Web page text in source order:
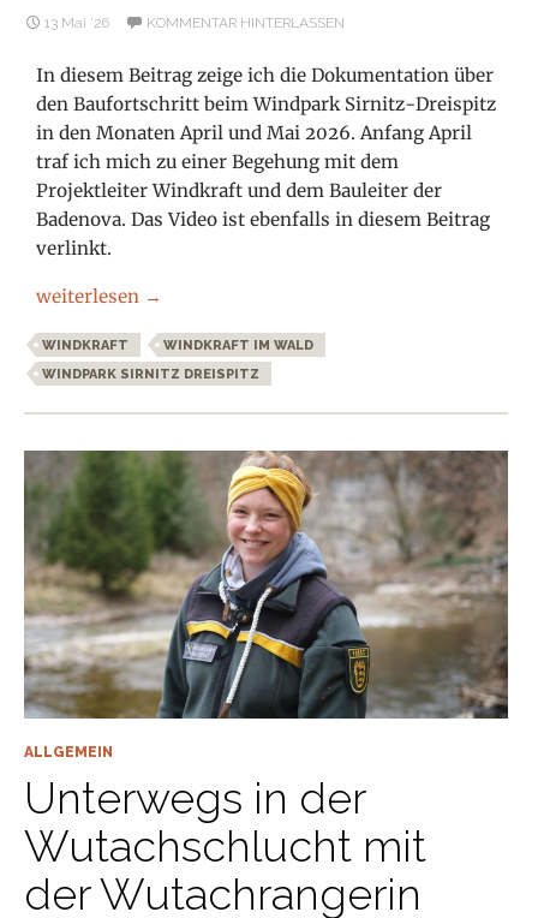
13 Mai ’26 KOMMENTAR HINTERLASSEN
In diesem Beitrag zeige ich die Dokumentation über
den Baufortschritt beim Windpark Sirnitz-Dreispitz
in den Monaten April und Mai 2026. Anfang April
traf ich mich zu einer Begehung mit dem
Projektleiter Windkraft und dem Bauleiter der
Badenova. Das Video ist ebenfalls in diesem Beitrag
verlinkt.
Windpark Sirnitz-Dreispitz Baufortschritt April-Mai
weiterlesen →
WINDKRAFT
WINDKRAFT IM WALD
WINDPARK SIRNITZ DREISPITZ
ALLGEMEIN
Unterwegs in der
Wutachschlucht mit
der Wutachrangerin